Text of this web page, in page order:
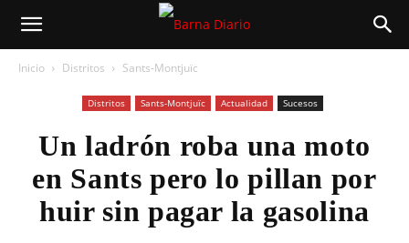
Inicio Distritos Sants-Montjuïc
Distritos Sants-Montjuïc Actualidad Sucesos
Un ladrón roba una moto
en Sants pero lo pillan por
huir sin pagar la gasolina